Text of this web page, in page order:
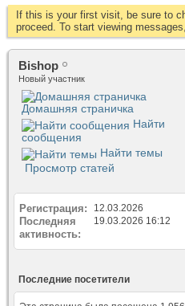
If this is your first visit, be sure to
proceed. To start viewing
Bishop
Новый участник
Домашняя страничка
Найти
сообщения
Найти темы
Просмотр статей
Регистрация 12.03.2026
Последняя
активность
19.03.2026 16:12
Последние посетители